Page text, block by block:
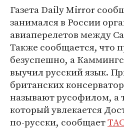
Газета Daily Mirror
занимался в России
авиаперелетов между
Также сообщается, что
безуспешно, а
выучил русский язык.
британских
называют русофилом, а
который увлекается
по-русски, сообщает